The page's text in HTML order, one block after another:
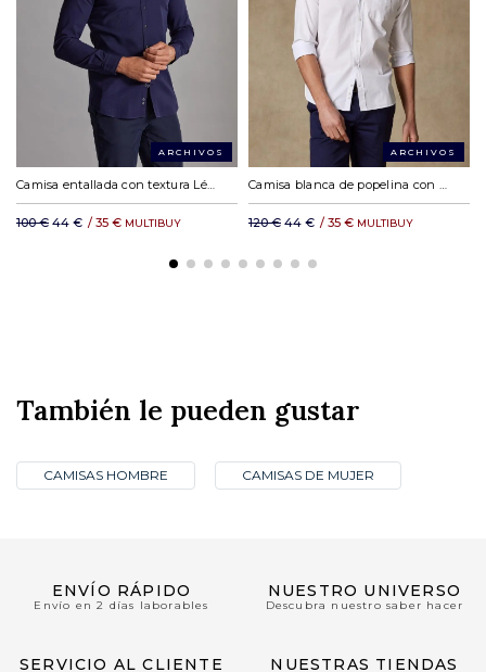
DHL Express en Europa: a partir de 19,23 €
DHL resto del mundo: a partir de 35,11 €
*Se aplican cargos por servicio.
ARCHIVOS
Camisa entallada con textura Léo azul marino - Cuello Mao
100 € 44 € / 35 € MULTIBUY
ARCHIVOS
Camisa blanca de popelina con cuello abotonado
120 € 44 € / 35 € MULTIBUY
También le pueden gustar
CAMISAS HOMBRE CAMISAS DE MUJER
ENVÍO RÁPIDO
Envío en 2 días laborables
NUESTRO UNIVERSO
Descubra nuestro saber hacer
SERVICIO AL CLIENTE NUESTRAS TIENDAS